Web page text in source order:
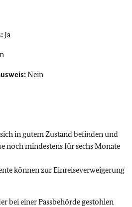
Ja
Nein
in gutem Zustand befinden und
noch mindestens für sechs Monate
können zur Einreiseverweigerung
bei einer Passbehörde gestohlen